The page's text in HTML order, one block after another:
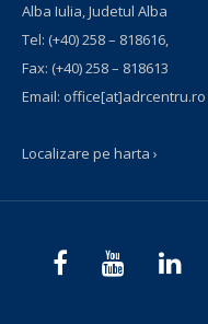
Alba Iulia, Judetul Alba
Tel: (+40) 258 – 818616,
Fax: (+40) 258 – 818613
Email: office[at]adrcentru.ro
Localizare pe harta ›